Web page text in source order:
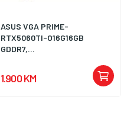
ASUS VGA PRIME-
RTX5060TI-O16G16GB
GDDR7,...
1.900 KM